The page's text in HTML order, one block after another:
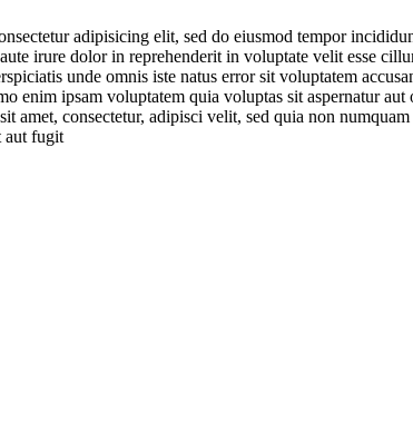
adipisicing elit, sed do eiusmod tempor
irure dolor in reprehenderit in voluptate velit esse
unde omnis iste natus error sit voluptatem
enim ipsam voluptatem quia voluptas sit aspernatur
amet, consectetur, adipisci velit, sed quia non
aut fugit